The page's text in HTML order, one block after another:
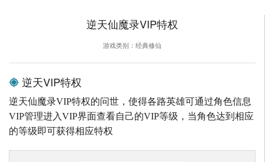
逆天仙魔录VIP特权
游戏类别：经典修仙
逆天VIP特权
逆天仙魔录VIP特权的问世，使得各路英雄可通过角色信息
VIP管理进入VIP界面查看自己的VIP等级，当角色达到相应
的等级即可获得相应特权